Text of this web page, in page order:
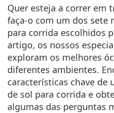
Persol
Prada
Todas as marcas
Quer esteja a correr em
faça-o com um dos sete
para corrida escolhidos
artigo, os nossos
exploram os melhores
diferentes ambientes.
características chave de
de sol para corrida e
algumas das perguntas